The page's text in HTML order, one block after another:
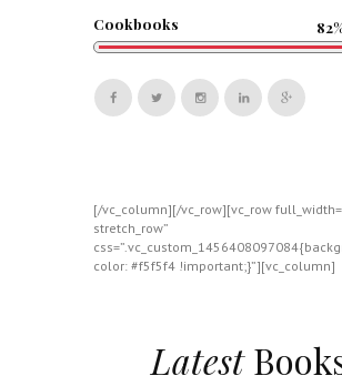
Cookbooks
[/vc_column][/vc_row][vc_row
stretch_row”
color: #f5f5f4 !important;}”][vc_column]
Latest